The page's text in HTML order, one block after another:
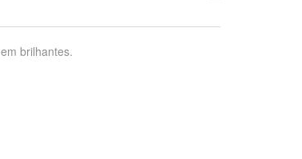
brilhantes.